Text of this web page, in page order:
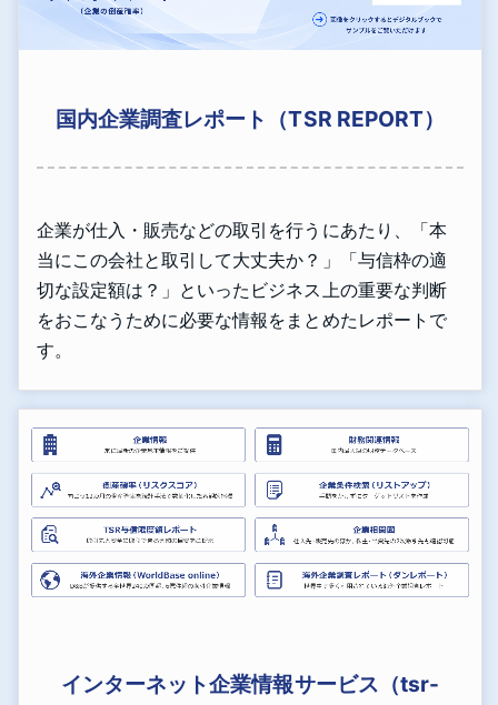
国内企業調査レポート（TSR REPORT）
企業が仕入・販売などの取引を行うにあたり、「本
当にこの会社と取引して大丈夫か？」「与信枠の適
切な設定額は？」といったビジネス上の重要な判断
をおこなうために必要な情報をまとめたレポートで
す。
インターネット企業情報サービス（tsr-